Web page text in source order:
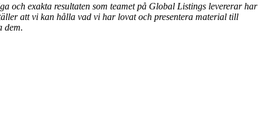
och exakta resultaten som teamet på Global Listings levererar har
att vi kan hålla vad vi har lovat och presentera material till
dem.